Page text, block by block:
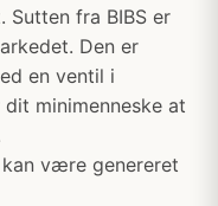
fra BIBS er
Den er
en ventil i
minimenneske at
være genereret